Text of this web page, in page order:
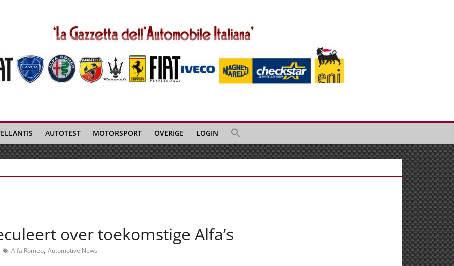
AUTOTEST MOTORSPORT OVERIGE LOGIN
over toekomstige Alfa’s
Alfa Romeo, Automotive News